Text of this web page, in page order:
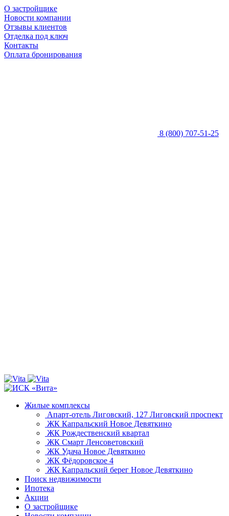
О застройщике
Новости компании
Отзывы клиентов
Отделка под ключ
Контакты
Оплата бронирования
8 (800) 707-51-25
Жилые комплексы
Апарт-отель Лиговский, 127 Лиговский проспект
ЖК Капральский Новое Девяткино
ЖК Рождественский квартал
ЖК Смарт Ленсоветовский
ЖК Удача Новое Девяткино
ЖК Фёдоровское 4
ЖК Капральский берег Новое Девяткино
Поиск недвижимости
Ипотека
Акции
О застройщике